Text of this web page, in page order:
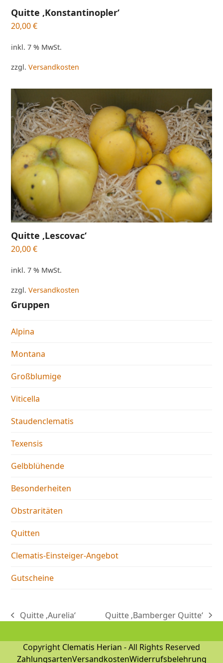
Quitte ‚Konstantinopler‘
20,00€
inkl. 7 % MwSt.
zzgl.Versandkosten
Quitte ‚Lescovac‘
20,00€
inkl. 7 % MwSt.
zzgl.Versandkosten
Gruppen
Alpina
Montana
Großblumige
Viticella
Staudenclematis
Texensis
Gelbblühende
Besonderheiten
Obstraritäten
Quitten
Clematis-Einsteiger-Angebot
Gutscheine
vorheriger
Quitte ‚Aurelia‘
Nächster
Quitte ‚Bamberger Quitte‘
Copyright Clematis Herian - All Rights Reserved
ZahlungsartenVersandkostenWiderrufsbelehrung